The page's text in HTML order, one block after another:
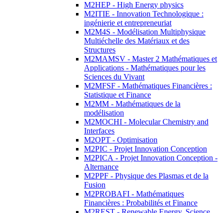
M2HEP - High Energy physics
M2ITIE - Innovation Technologique :
ingénierie et entrepreneuriat
M2M4S - Modélisation Multiphysique
Multiéchelle des Matériaux et des
Structures
M2MAMSV - Master 2 Mathématiques et
Applications - Mathématiques pour les
Sciences du Vivant
M2MFSF - Mathématiques Financières :
Statistique et Finance
M2MM - Mathématiques de la
modélisation
M2MOCHI - Molecular Chemistry and
Interfaces
M2OPT - Optimisation
M2PIC - Projet Innovation Conception
M2PICA - Projet Innovation Conception -
Alternance
M2PPF - Physique des Plasmas et de la
Fusion
M2PROBAFI - Mathématiques
Financières : Probabilités et Finance